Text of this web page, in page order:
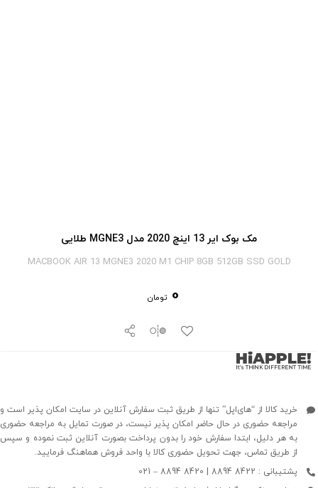
مک بوک ایر 13 اینچ 2020 مدل MGNE3 طلایی
MACBOOK AIR 13 MGNE3 2020 M1 CHIP 8GB 512GB SSD GOLD
0 تومان
خرید کالا از “های‌اپل” تنها از طریق ثبت سفارش آنلاین در سایت امکان پذیر است و
مراجعه حضوری در حال حاضر امکان پذیر نیست، در صورت تمایل به مراجعه حضوری
به هر دلیل، ابتدا سفارش خود را بدون پرداخت بصورت آنلاین ثبت نموده و سپس
از طریق تماس، جهت تحویل حضوری کالا با واحد فروش هماهنگ فرمایید.
پشتیبانی : 8422 8894 | 8420 8894 – 021